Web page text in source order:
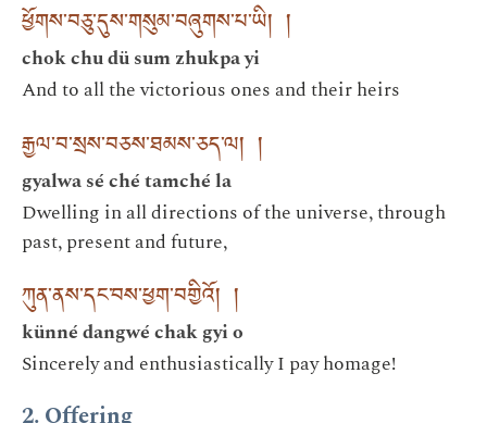
ཕྱོགས་བཅུ་དུས་གསུམ་བཞུགས་པ་ཡི། །
chok chu dü sum zhukpa yi
And to all the victorious ones and their heirs
རྒྱལ་བ་སྲས་བཅས་ཐམས་ཅད་ལ། །
gyalwa sé ché tamché la
Dwelling in all directions of the universe, through
past, present and future,
ཀུན་ནས་དང་བས་ཕྱག་བགྱིའོ། །
künné dangwé chak gyi o
Sincerely and enthusiastically I pay homage!
2. Offering